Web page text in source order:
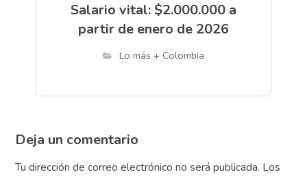
Salario vital: $2.000.000 a
partir de enero de 2026
Lo más + Colombia
Deja un comentario
Tu dirección de correo electrónico no será publicada. Los